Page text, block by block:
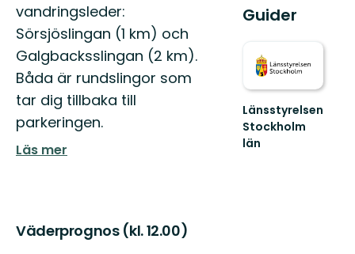
vandringsleder:
Sörsjöslingan (1 km) och
Galgbacksslingan (2 km).
Båda är rundslingor som
tar dig tillbaka till
parkeringen.
Läs mer
Väderprognos (kl. 12.00)
Guider
Länsstyrelsen
Stockholm
län